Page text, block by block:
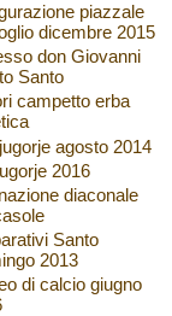
piazzale
dicembre 2015
don Giovanni
Santo
campetto erba
agosto 2014
2016
diaconale
Santo
2013
di calcio giugno